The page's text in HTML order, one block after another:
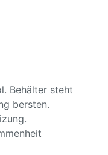
Behälter steht
bersten.